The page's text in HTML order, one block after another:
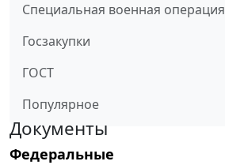
Специальная военная операция
Госзакупки
ГОСТ
Популярное
Документы
Федеральные